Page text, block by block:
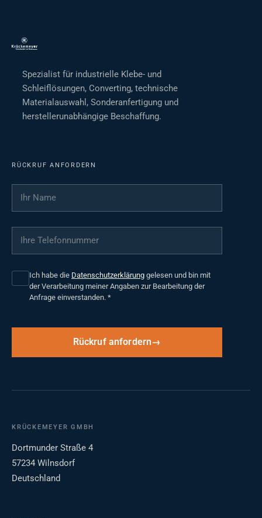
Spezialist für industrielle Klebe- und
Schleiflösungen, Converting, technische
Materialauswahl, Sonderanfertigung und
herstellerunabhängige Beschaffung.
RÜCKRUF ANFORDERN
Ihr Name
Ihre Telefonnummer
Ich habe die Datenschutzerklärung gelesen und bin mit
der Verarbeitung meiner Angaben zur Bearbeitung der
Anfrage einverstanden. *
Rückruf anfordern
KRÜCKEMEYER GMBH
Dortmunder Straße 4
57234 Wilnsdorf
Deutschland